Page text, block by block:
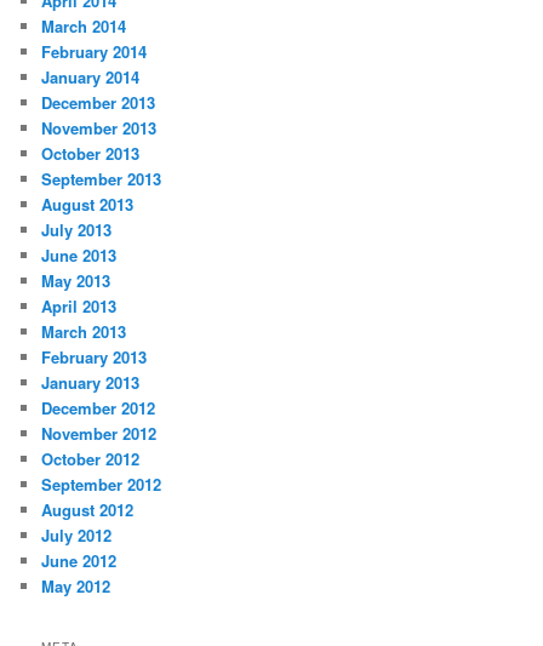
March 2014
February 2014
January 2014
December 2013
November 2013
October 2013
September 2013
August 2013
July 2013
June 2013
May 2013
April 2013
March 2013
February 2013
January 2013
December 2012
November 2012
October 2012
September 2012
August 2012
July 2012
June 2012
May 2012